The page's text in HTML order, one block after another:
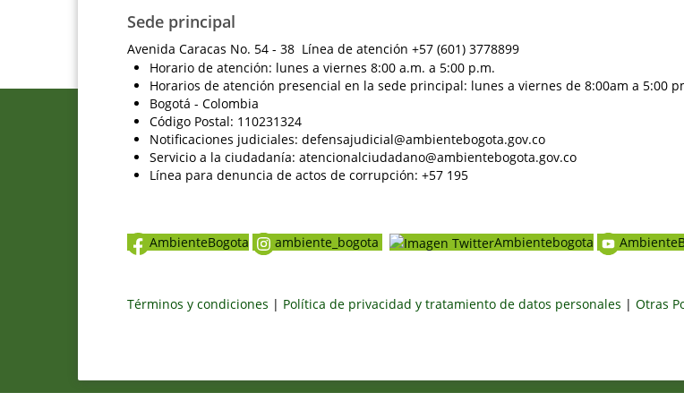
Sede principal
Avenida Caracas No. 54 - 38 Línea de atención +57 (601) 3778899
Horario de atención: lunes a viernes 8:00 a.m. a 5:00 p.m.
Horarios de atención presencial en la sede principal: lunes a viernes de 8:00am a 5:00
Bogotá - Colombia
Código Postal: 110231324
Notificaciones judiciales: defensajudicial@ambientebogota.gov.co
Servicio a la ciudadanía: atencionalciudadano@ambientebogota.gov.co
Línea para denuncia de actos de corrupción: +57 195
AmbienteBogota ambiente_bogota Ambientebogota
Términos y condiciones | Política de privacidad y tratamiento de datos personales | Otras